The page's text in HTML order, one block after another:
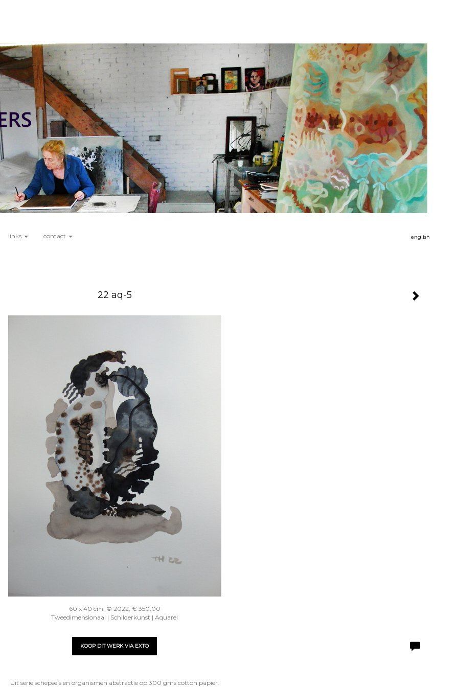
links contact english
22 aq-5
60 x 40 cm, © 2022, € 350,00
Tweedimensionaal | Schilderkunst | Aquarel
KOOP DIT WERK VIA EXTO
Uit serie schepsels en organismen abstractie op 300 gms cotton papier.